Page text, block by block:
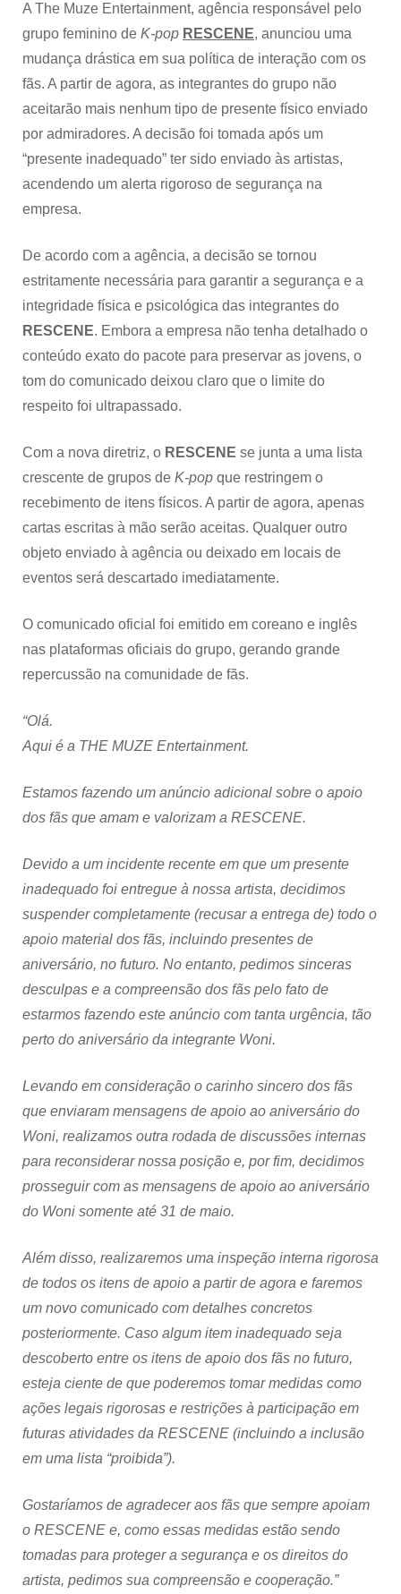
A The Muze Entertainment, agência responsável pelo
grupo feminino de K-pop RESCENE, anunciou uma
mudança drástica em sua política de interação com os
fãs. A partir de agora, as integrantes do grupo não
aceitarão mais nenhum tipo de presente físico enviado
por admiradores. A decisão foi tomada após um
“presente inadequado” ter sido enviado às artistas,
acendendo um alerta rigoroso de segurança na
empresa.
De acordo com a agência, a decisão se tornou
estritamente necessária para garantir a segurança e a
integridade física e psicológica das integrantes do
RESCENE. Embora a empresa não tenha detalhado o
conteúdo exato do pacote para preservar as jovens, o
tom do comunicado deixou claro que o limite do
respeito foi ultrapassado.
Com a nova diretriz, o RESCENE se junta a uma lista
crescente de grupos de K-pop que restringem o
recebimento de itens físicos. A partir de agora, apenas
cartas escritas à mão serão aceitas. Qualquer outro
objeto enviado à agência ou deixado em locais de
eventos será descartado imediatamente.
O comunicado oficial foi emitido em coreano e inglês
nas plataformas oficiais do grupo, gerando grande
repercussão na comunidade de fãs.
“Olá.
Aqui é a THE MUZE Entertainment.
Estamos fazendo um anúncio adicional sobre o apoio
dos fãs que amam e valorizam a RESCENE.
Devido a um incidente recente em que um presente
inadequado foi entregue à nossa artista, decidimos
suspender completamente (recusar a entrega de) todo o
apoio material dos fãs, incluindo presentes de
aniversário, no futuro. No entanto, pedimos sinceras
desculpas e a compreensão dos fãs pelo fato de
estarmos fazendo este anúncio com tanta urgência, tão
perto do aniversário da integrante Woni.
Levando em consideração o carinho sincero dos fãs
que enviaram mensagens de apoio ao aniversário do
Woni, realizamos outra rodada de discussões internas
para reconsiderar nossa posição e, por fim, decidimos
prosseguir com as mensagens de apoio ao aniversário
do Woni somente até 31 de maio.
Além disso, realizaremos uma inspeção interna rigorosa
de todos os itens de apoio a partir de agora e faremos
um novo comunicado com detalhes concretos
posteriormente. Caso algum item inadequado seja
descoberto entre os itens de apoio dos fãs no futuro,
esteja ciente de que poderemos tomar medidas como
ações legais rigorosas e restrições à participação em
futuras atividades da RESCENE (incluindo a inclusão
em uma lista “proibida”).
Gostaríamos de agradecer aos fãs que sempre apoiam
o RESCENE e, como essas medidas estão sendo
tomadas para proteger a segurança e os direitos do
artista, pedimos sua compreensão e cooperação.”